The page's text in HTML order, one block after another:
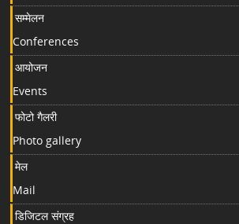
सम्मेलन
Conferences
आयोजन
Events
फोटो गैलरी
Photo gallery
मेल
Mail
डिजिटल संग्रह